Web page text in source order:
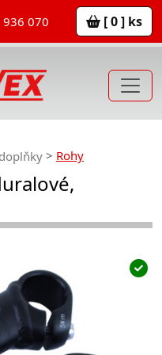
936 070 [ 0 ] ks
Rohy